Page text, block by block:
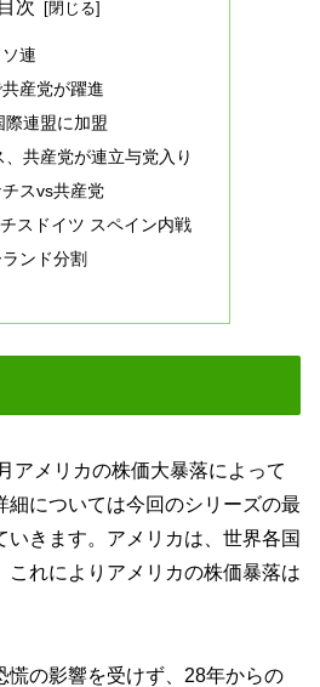
目次
連
産党が躍進
際連盟に加盟
、共産党が連立与党入り
チスvs共産党
スドイツ スペイン内戦
ンド分割
アメリカの株価大暴落によって
細については今回のシリーズの最
いきます。アメリカは、世界各国
これによりアメリカの株価暴落は
の影響を受けず、28年からの